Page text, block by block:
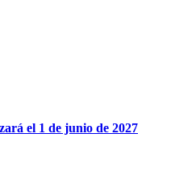
el 1 de junio de 2027